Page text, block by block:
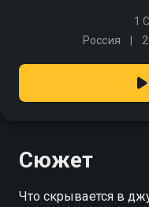
1
Россия
Сюжет
Что скрывается в